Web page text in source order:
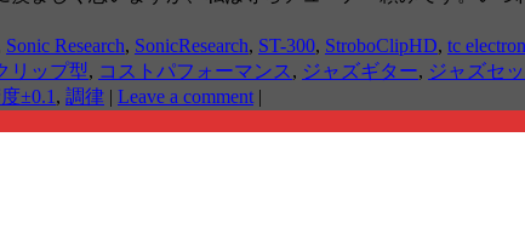
Sonic Research, SonicResearch, ST-300, StroboClipHD, tc
リップ型, コストパフォーマンス , ジャズギター, ジャズセ
±0.1 , 調律 | Leave a comment |